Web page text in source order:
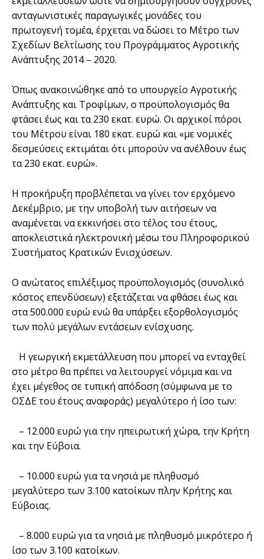
ανταγωνιστικές παραγωγικές μονάδες του
πρωτογενή τομέα, έρχεται να δώσει το Μέτρο των
Σχεδίων Βελτίωσης του Προγράμματος Αγροτικής
Ανάπτυξης 2014 – 2020.
Όπως ανακοινώθηκε από το υπουργείο Αγροτικής
Ανάπτυξης και Τροφίμων, ο προϋπολογισμός θα
φτάσει έως και τα 230 εκατ. ευρώ. Οι αρχικοί πόροι
του Μέτρου είναι 180 εκατ. ευρώ και «με νομικές
δεσμεύσεις εκτιμάται ότι μπορούν να ανέλθουν έως
τα 230 εκατ. ευρώ».
Η προκήρυξη προβλέπεται να γίνει τον ερχόμενο
Δεκέμβριο, με την υποβολή των αιτήσεων να
αναμένεται να εκκινήσει στο τέλος του έτους,
αποκλειστικά ηλεκτρονική μέσω του Πληροφορικού
Συστήματος Κρατικών Ενισχύσεων.
Ο ανώτατος επιλέξιμος προϋπολογισμός (συνολικό
κόστος επενδύσεων) εξετάζεται να φθάσει έως και
στα 500.000 ευρώ ενώ θα υπάρξει εξορθολογισμός
των πολύ μεγάλων εντάσεων ενίσχυσης.
H γεωργική εκμετάλλευση που μπορεί να ενταχθεί
στο μέτρο θα πρέπει να λειτουργεί νόμιμα και να
έχει μέγεθος σε τυπική απόδοση (σύμφωνα με το
ΟΣΔΕ του έτους αναφοράς) μεγαλύτερο ή ίσο των:
– 12.000 ευρώ για την ηπειρωτική χώρα, την Κρήτη
και την Εύβοια.
– 10.000 ευρώ για τα νησιά με πληθυσμό
μεγαλύτερο των 3.100 κατοίκων πλην Κρήτης και
Εύβοιας.
– 8.000 ευρώ για τα νησιά με πληθυσμό μικρότερο ή
ίσο των 3.100 κατοίκων.